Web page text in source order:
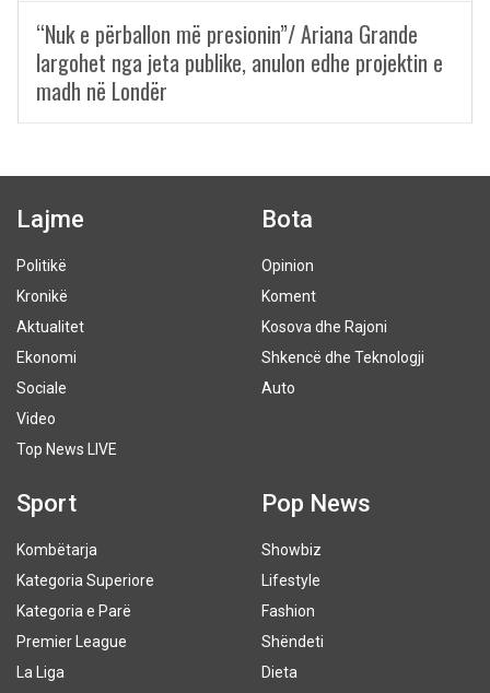
“Nuk e përballon më presionin”/ Ariana Grande
largohet nga jeta publike, anulon edhe projektin e
madh në Londër
Lajme
Politikë
Kronikë
Aktualitet
Ekonomi
Sociale
Video
Top News LIVE
Bota
Opinion
Koment
Kosova dhe Rajoni
Shkencë dhe Teknologji
Auto
Sport
Kombëtarja
Kategoria Superiore
Kategoria e Parë
Premier League
La Liga
Pop News
Showbiz
Lifestyle
Fashion
Shëndeti
Dieta